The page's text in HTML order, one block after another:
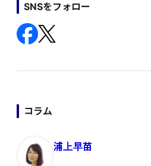
SNSをフォロー
コラム
浦上早苗